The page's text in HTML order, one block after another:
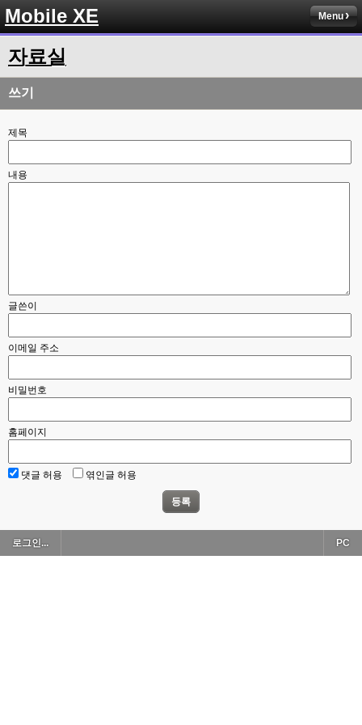
Mobile XE Menu
자료실
쓰기
제목
내용
글쓴이
이메일 주소
비밀번호
홈페이지
댓글 허용 엮인글 허용
등록
로그인... PC